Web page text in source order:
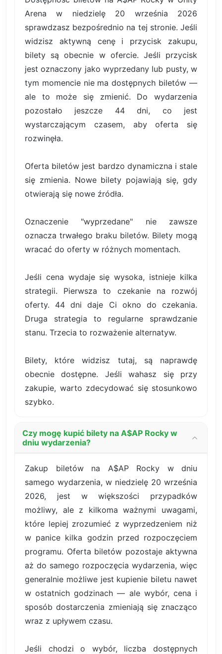
Arena w niedzielę 20 września 2026
sprawdzasz bezpośrednio na tej stronie. Jeśli
widzisz aktywną cenę i przycisk zakupu,
bilety są obecnie w ofercie. Jeśli przycisk
jest oznaczony jako wyprzedany lub pusty, w
tym momencie nie ma dostępnych biletów —
ale to może się zmienić. Do wydarzenia
pozostało jeszcze 44 dni, co jest
wystarczającym czasem, aby oferta się
rozwinęła.
Oferta biletów jest bardzo dynamiczna i stale
się zmienia. Nowe bilety pojawiają się, gdy
otwierają się nowe źródła.
Oznaczenie "wyprzedane" nie zawsze
oznacza trwałego braku biletów. Bilety mogą
wracać do oferty w różnych momentach.
Jeśli cena wydaje się wysoka, istnieje kilka
strategii. Pierwsza to czekanie na rozwój
oferty. 44 dni daje Ci okno do czekania.
Druga strategia to regularne sprawdzanie
stanu. Trzecia to rozważenie alternatyw.
Bilety, które widzisz tutaj, są naprawdę
obecnie dostępne. Jeśli wahasz się przy
zakupie, warto zdecydować się stosunkowo
szybko.
Czy mogę kupić bilety na A$AP Rocky w
dniu wydarzenia?
Zakup biletów na A$AP Rocky w dniu
samego wydarzenia, w niedzielę 20 września
2026, jest w większości przypadków
możliwy, ale z kilkoma ważnymi uwagami,
które lepiej zrozumieć z wyprzedzeniem niż
w panice kilka godzin przed rozpoczęciem
programu. Oferta biletów pozostaje aktywna
aż do samego rozpoczęcia wydarzenia, więc
generalnie możliwe jest kupienie biletu nawet
w ostatnich godzinach — ale wybór, cena i
sposób dostarczenia zmieniają się znacząco
wraz z upływem czasu.
Jeśli chodzi o wybór, liczba dostępnych